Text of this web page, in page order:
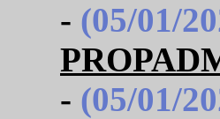
- (05/01/
- (05/01/